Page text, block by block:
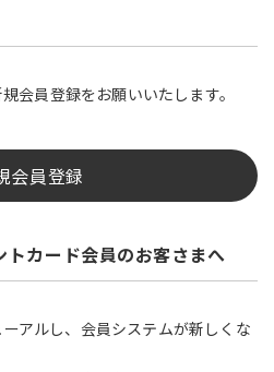
会員登録をお願いいたします。
会員登録
カード会員のお客さまへ
アルし、会員システムが新しくな